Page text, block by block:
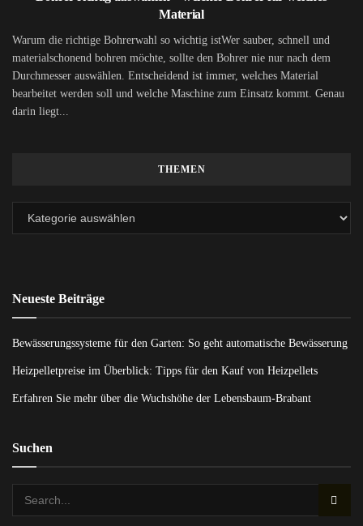
Material
Warum die richtige Bohrerwahl so wichtig istWer sauber, schnell und
materialschonend bohren möchte, sollte den Bohrer nie nur nach dem
Durchmesser auswählen. Entscheidend ist immer, welches Material
bearbeitet werden soll und welche Maschine zum Einsatz kommt. Genau
darin liegt...
THEMEN
Neueste Beiträge
Bewässerungssysteme für den Garten: So geht automatische Bewässerung
Heizpelletpreise im Überblick: Tipps für den Kauf von Heizpellets
Erfahren Sie mehr über die Wuchshöhe der Lebensbaum-Brabant
Suchen